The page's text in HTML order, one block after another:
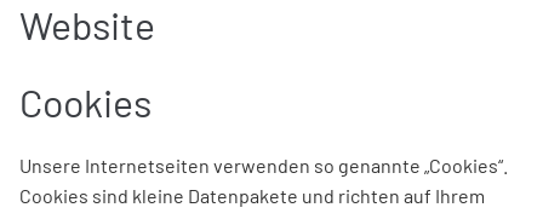
Website
Cookies
Unsere Internetseiten verwenden so genannte „Cookies“.
Cookies sind kleine Datenpakete und richten auf Ihrem